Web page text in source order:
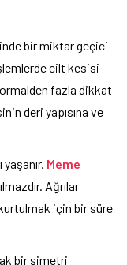
bir miktar geçici
cilt kesisi
fazla dikkat
deri yapısına ve
Meme
Ağrılar
için bir süre
bir simetri